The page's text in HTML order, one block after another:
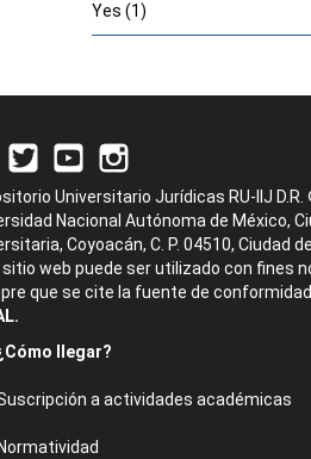
Yes (1)
Universitario Jurídicas RU-IIJ D.R.
Nacional Autónoma de México,
Coyoacán, C. P. 04510, Ciudad
sitio web puede ser utilizado con fines
que se cite la fuente de conformidad
llegar?
a actividades académicas
Normatividad